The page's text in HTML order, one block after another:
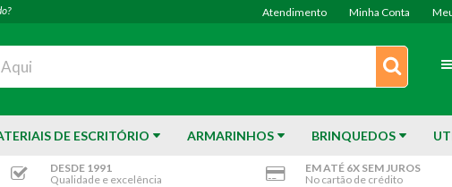
Atendimento Minha Conta
DE ESCRITÓRIO ARMARINHOS BRINQUEDOS
DESDE 1991
Qualidade e excelência
EM ATÉ 6X SEM JUROS
No cartão de crédito